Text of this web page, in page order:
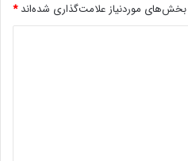
بخش‌های موردنیاز علامت‌گذاری شده‌اند*